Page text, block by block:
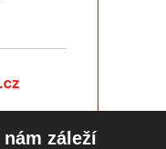
záleží